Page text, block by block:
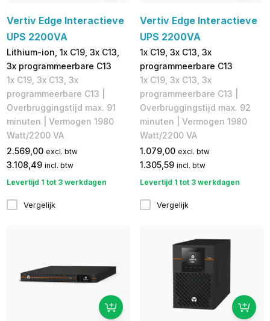
Vertiv Edge Interactieve
UPS 2200VA
Lithium-ion, 1x C19, 3x C13,
3x programmeerbare C13
1x C19, 3x C13, 3x
programmeerbare C13 |
Overbruggingstijd max. 91
minuten | Vermogen 1980
Watt/2200 VA
2.569,00 excl. btw
3.108,49 incl. btw
Levertijd 1 tot 3 werkdagen
Vergelijk
Vertiv Edge Interactieve
UPS 2200VA
1x C19, 3x C13, 3x
programmeerbare C13
1x C19, 3x C13, 3x
programmeerbare C13 |
Overbruggingstijd max. 92
minuten | Vermogen 1980
Watt/2200 VA
1.079,00 excl. btw
1.305,59 incl. btw
Levertijd 1 tot 3 werkdagen
Vergelijk